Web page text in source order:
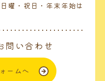
・祝日・年末年始は
問い合わせ
ームへ